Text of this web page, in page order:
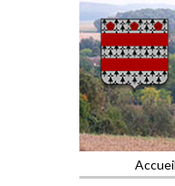
Commune du
Accueil